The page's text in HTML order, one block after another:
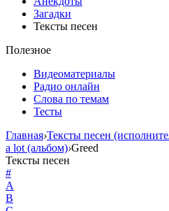
Загадки
Тексты песен
Полезное
Видеоматериалы
Радио онлайн
Слова по темам
Тесты
Главная›Тексты песен
a lot (альбом)›Greed
Тексты песен
#
A
B